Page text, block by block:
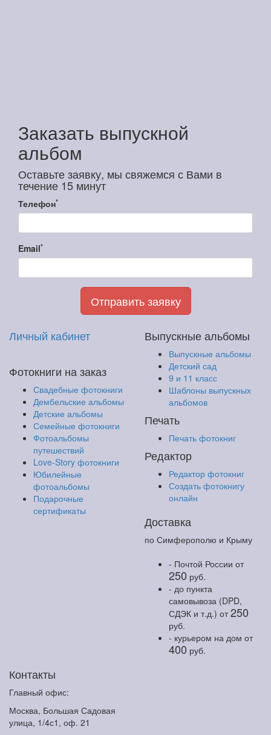
Заказать выпускной
альбом
Оставьте заявку, мы свяжемся с Вами в
течение 15 минут
Телефон*
Email*
Отправить заявку
Личный кабинет
Фотокниги на заказ
Свадебные фотокниги
Дембельские альбомы
Детские альбомы
Семейные фотокниги
Фотоальбомы
путешествий
Love-Story фотокниги
Юбилейные
фотоальбомы
Подарочные
сертификаты
Выпускные альбомы
Выпускные альбомы
Детский сад
9 и 11 класс
Шаблоны выпускных
альбомов
Печать
Печать фотокниг
Редактор
Редактор фотокниг
Создать фотокнигу
онлайн
Доставка
по Симферополю и Крыму
- Почтой России от
250 руб.
- до пункта
самовывоза (DPD,
СДЭК и т.д.) от250
руб.
- курьером на дом от
400 руб.
Контакты
Главный офис:
Москва, Большая Садовая
улица, 1/4с1, оф. 21